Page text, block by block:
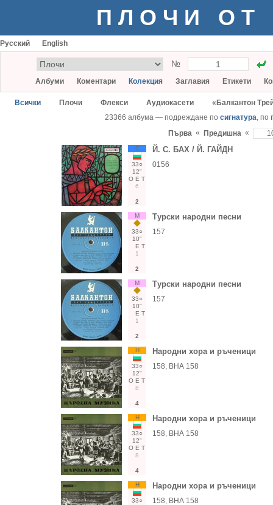
ПЛОЧИ ОТ
Русский English
№
Албуми Коментари Колекция Заглавия Етикети
Всички Плочи Флекси Аудиокасети
«Балкантон
23366 албума — подреждане по сигнатура, по
Първа « Предишна «
С
33○
12"
О Е Т
6
2
Й. С. БАХ / Й. ГАЙДН
0156
М
33○
10"
Е Т
1
2
Турски народни песни
157
М
33○
10"
Е Т
1
2
Турски народни песни
157
Н
33○
12"
О Е Т
8
4
Народни хора и ръченици
158, ВНА 158
Н
33○
12"
О Е Т
8
4
Народни хора и ръченици
158, ВНА 158
Н
33○
Народни хора и ръченици
158, ВНА 158